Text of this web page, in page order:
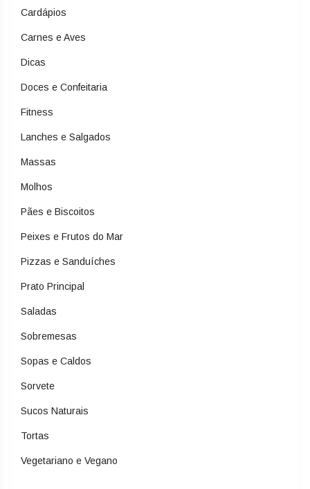
Cardápios
Carnes e Aves
Dicas
Doces e Confeitaria
Fitness
Lanches e Salgados
Massas
Molhos
Pães e Biscoitos
Peixes e Frutos do Mar
Pizzas e Sanduíches
Prato Principal
Saladas
Sobremesas
Sopas e Caldos
Sorvete
Sucos Naturais
Tortas
Vegetariano e Vegano